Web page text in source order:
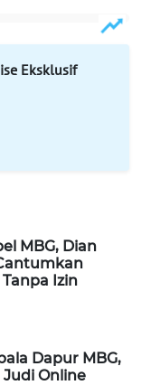
Eksklusif
MBG, Dian
Izin
Dapur MBG,
Online